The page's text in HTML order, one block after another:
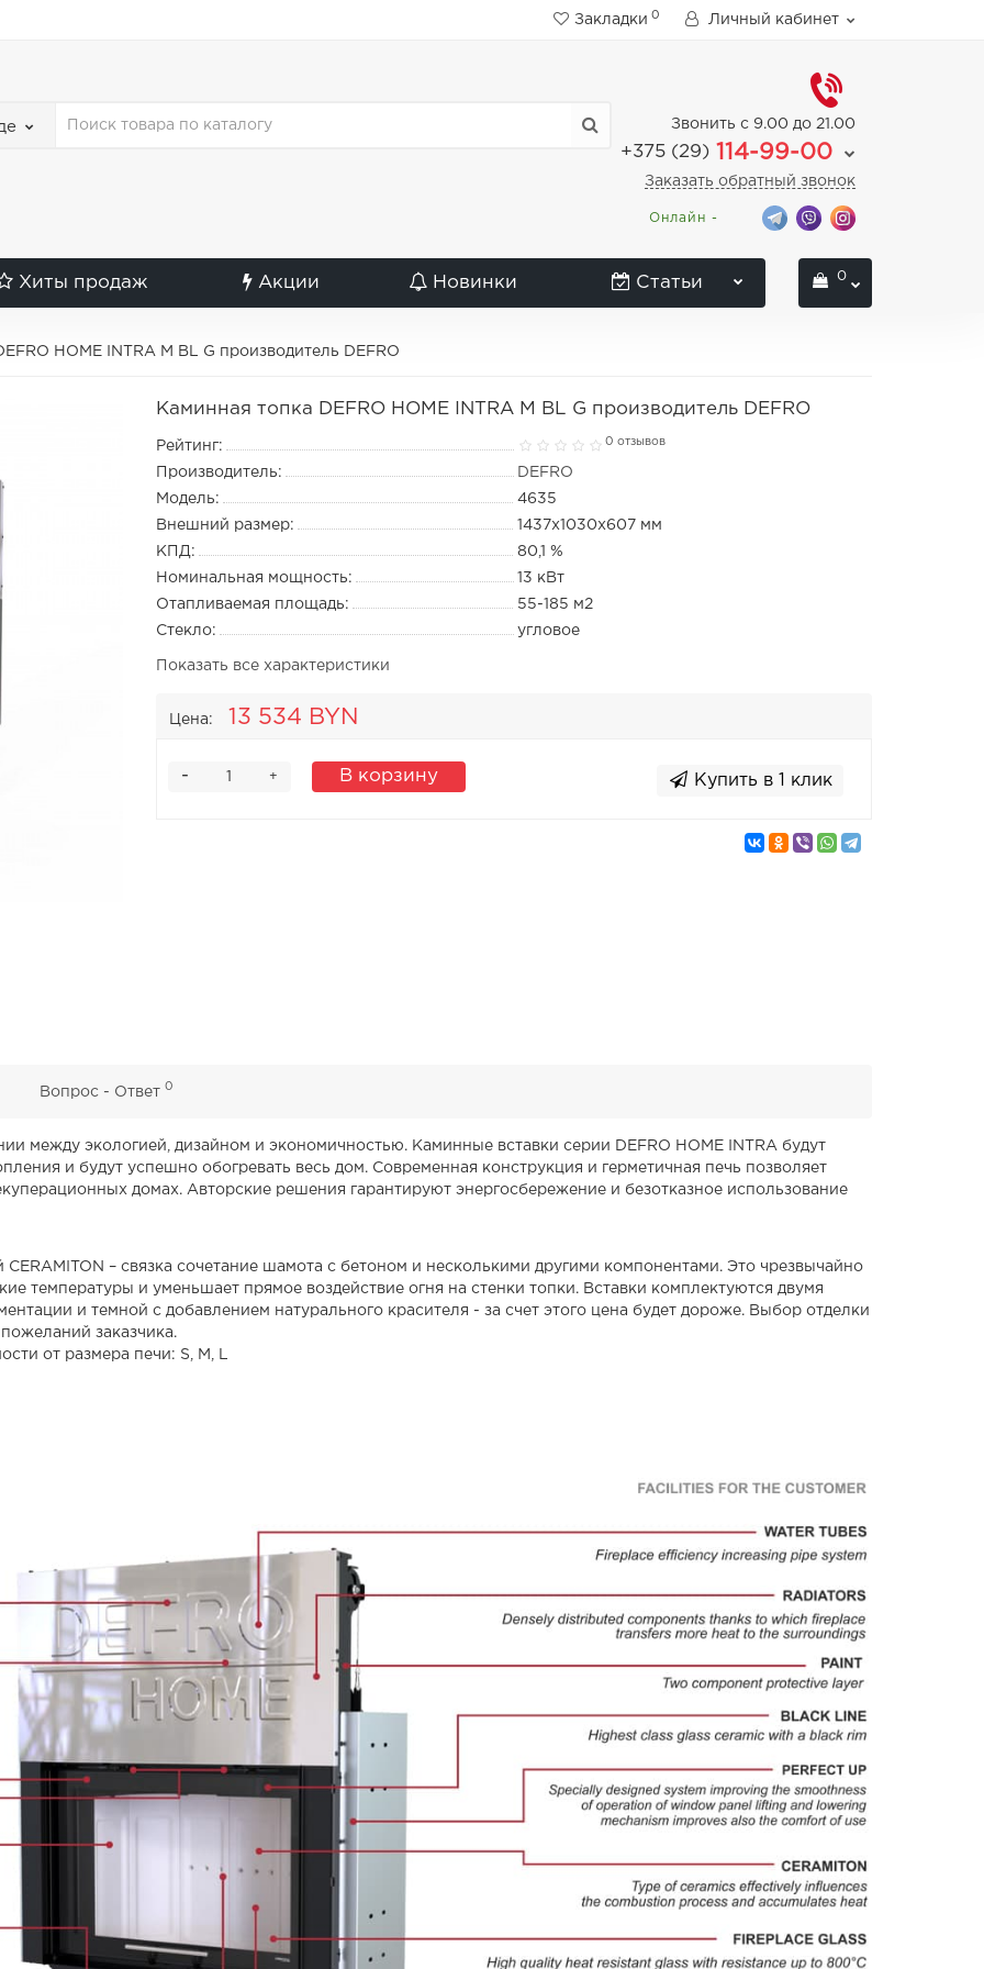
Закладки 0 Личный кабинет
Звонить с 9.00 до 21.00
+375 (29) 114-99-00
Заказать обратный звонок
Онлайн -
Хиты продаж Акции Новинки Статьи 0
HOME INTRA M BL G производитель DEFRO
Каминная топка DEFRO HOME INTRA M BL G производитель DEFRO
Рейтинг: 0 отзывов
Производитель:
DEFRO
Модель:
4635
Внешний размер:
1437x1030x607 мм
КПД:
80,1 %
Номинальная мощность:
13 кВт
Отапливаемая площадь:
55-185 м2
Стекло:
угловое
Показать все характеристики
Цена: 13 534 BYN
+
- В корзину Купить в 1 клик
Вопрос - Ответ 0
между экологией, дизайном и экономичностью. Каминные вставки серии DEFRO HOME INTRA будут
и будут успешно обогревать весь дом. Современная конструкция и герметичная печь позволяет
домах. Авторские решения гарантируют энергосбережение и безотказное использование
– связка сочетание шамота с бетоном и несколькими другими компонентами. Это чрезвычайно
температуры и уменьшает прямое воздействие огня на стенки топки. Вставки комплектуются двумя
и темной с добавлением натурального красителя - за счет этого цена будет дороже. Выбор отделки
заказчика.
от размера печи: S, M, L